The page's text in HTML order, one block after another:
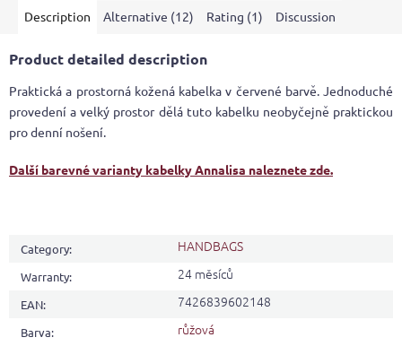
of
stars.
Description Alternative (12) Rating (1) Discussion
Product detailed description
Praktická a prostorná kožená kabelka v červené barvě. Jednoduché
provedení a velký prostor dělá tuto kabelku neobyčejně praktickou
pro denní nošení.
Další barevné varianty kabelky Annalisa naleznete zde.
Category: HANDBAGS
Warranty: 24 měsíců
EAN: 7426839602148
Barva: růžová